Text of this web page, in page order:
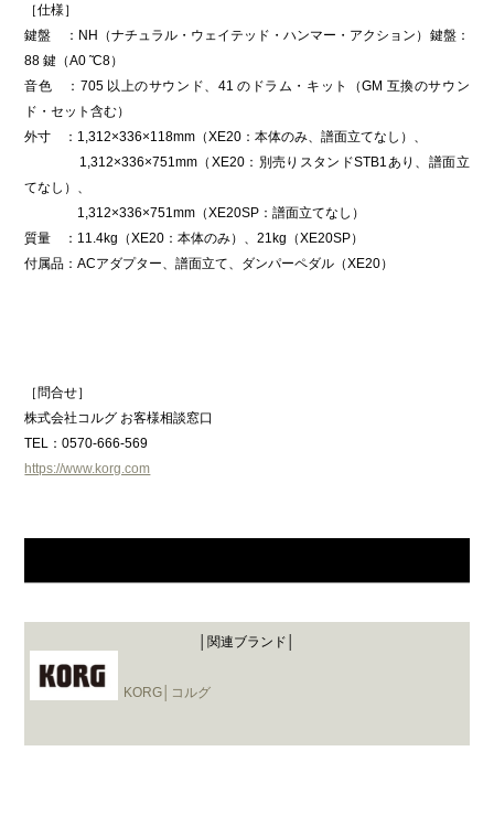
［仕様］
鍵盤 ：NH（ナチュラル・ウェイテッド・ハンマー・アクション）鍵盤：
88 鍵（A0 ̃ C8）
音色 ：705 以上のサウンド、41 のドラム・キット（GM 互換のサウン
ド・セット含む）
外寸 ：1,312×336×118mm（XE20：本体のみ、譜面立てなし）、
1,312×336×751mm（XE20：別売りスタンドSTB1あり、譜面立
てなし）、
1,312×336×751mm（XE20SP：譜面立てなし）
質量 ：11.4kg（XE20：本体のみ）、21kg（XE20SP）
付属品：ACアダプター、譜面立て、ダンパーペダル（XE20）
［問合せ］
株式会社コルグ お客様相談窓口
TEL：0570-666-569
https://www.korg.com
│関連ブランド│
KORG│コルグ